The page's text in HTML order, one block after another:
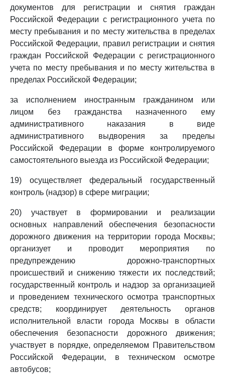
документов для регистрации и снятия граждан
Российской Федерации с регистрационного учета по
месту пребывания и по месту жительства в пределах
Российской Федерации, правил регистрации и снятия
граждан Российской Федерации с регистрационного
учета по месту пребывания и по месту жительства в
пределах Российской Федерации;
за исполнением иностранным гражданином или
лицом без гражданства назначенного ему
административного наказания в виде
административного выдворения за пределы
Российской Федерации в форме контролируемого
самостоятельного выезда из Российской Федерации;
19) осуществляет федеральный государственный
контроль (надзор) в сфере миграции;
20) участвует в формировании и реализации
основных направлений обеспечения безопасности
дорожного движения на территории города Москвы;
организует и проводит мероприятия по
предупреждению дорожно-транспортных
происшествий и снижению тяжести их последствий;
государственный контроль и надзор за организацией
и проведением технического осмотра транспортных
средств; координирует деятельность органов
исполнительной власти города Москвы в области
обеспечения безопасности дорожного движения;
участвует в порядке, определяемом Правительством
Российской Федерации, в техническом осмотре
автобусов;